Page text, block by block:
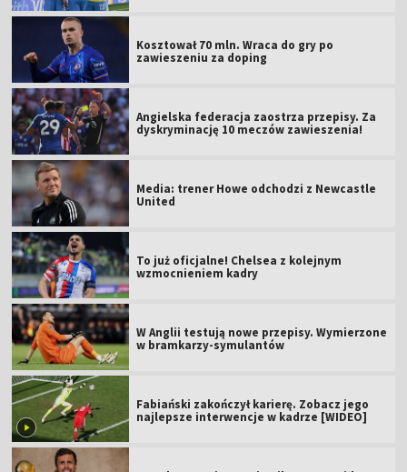
Kosztował 70 mln. Wraca do gry po
zawieszeniu za doping
Angielska federacja zaostrza przepisy. Za
dyskryminację 10 meczów zawieszenia!
Media: trener Howe odchodzi z Newcastle
United
To już oficjalne! Chelsea z kolejnym
wzmocnieniem kadry
W Anglii testują nowe przepisy. Wymierzone
w bramkarzy-symulantów
Fabiański zakończył karierę. Zobacz jego
najlepsze interwencje w kadrze [WIDEO]